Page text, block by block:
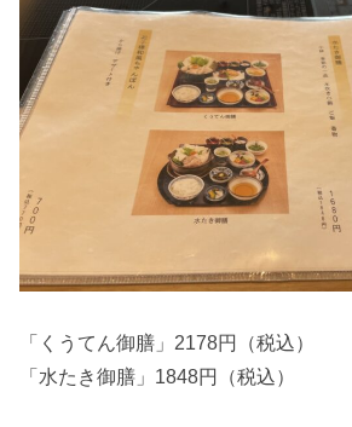
「くうてん御膳」2178円（税込）
「水たき御膳」1848円（税込）